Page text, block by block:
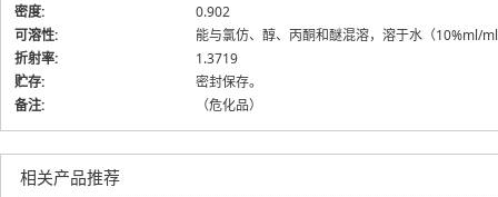
密度:
0.902
可溶性:
能与氯仿、醇、丙酮和醚混溶，溶于水（10%ml/
折射率:
1.3719
贮存:
密封保存。
备注:
（危化品）
相关产品推荐